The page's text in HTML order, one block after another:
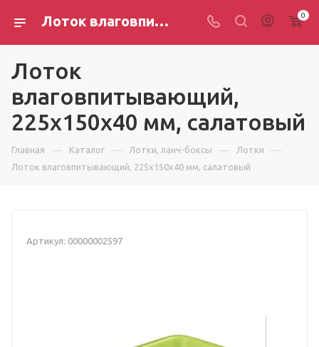
Лоток влаговпитывающий, 225х150х40 мм, салатовый 0
Лоток
влаговпитывающий,
225х150х40 мм, салатовый
Главная — Каталог — Лотки, ланч-боксы — Лотки —
Лоток влаговпитывающий, 225х150х40 мм, салатовый
Артикул: 00000002597